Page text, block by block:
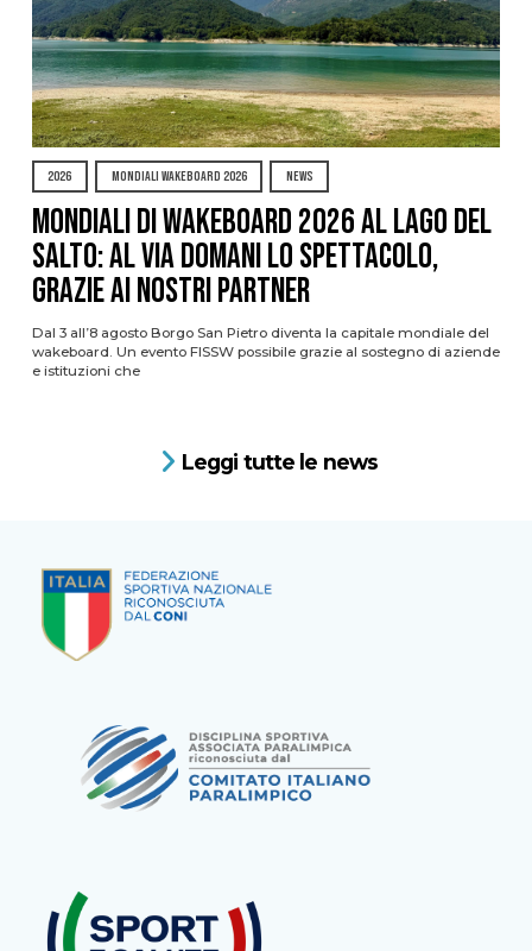
2026 MONDIALI WAKEBOARD 2026 NEWS
Mondiali di Wakeboard 2026 al Lago del
Salto: al via domani lo spettacolo,
grazie ai nostri Partner
Dal 3 all’8 agosto Borgo San Pietro diventa la capitale mondiale del
wakeboard. Un evento FISSW possibile grazie al sostegno di aziende
e istituzioni che
Leggi tutte le news